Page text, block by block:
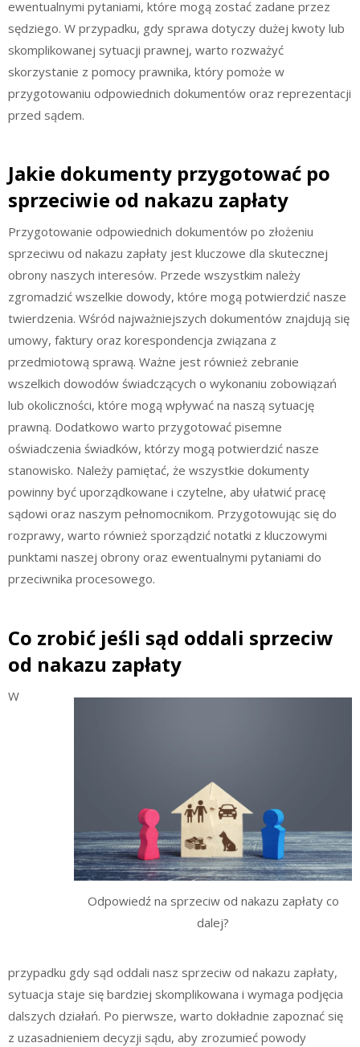
ewentualnymi pytaniami, które mogą zostać zadane przez
sędziego. W przypadku, gdy sprawa dotyczy dużej kwoty lub
skomplikowanej sytuacji prawnej, warto rozważyć
skorzystanie z pomocy prawnika, który pomoże w
przygotowaniu odpowiednich dokumentów oraz reprezentacji
przed sądem.
Jakie dokumenty przygotować po
sprzeciwie od nakazu zapłaty
Przygotowanie odpowiednich dokumentów po złożeniu
sprzeciwu od nakazu zapłaty jest kluczowe dla skutecznej
obrony naszych interesów. Przede wszystkim należy
zgromadzić wszelkie dowody, które mogą potwierdzić nasze
twierdzenia. Wśród najważniejszych dokumentów znajdują się
umowy, faktury oraz korespondencja związana z
przedmiotową sprawą. Ważne jest również zebranie
wszelkich dowodów świadczących o wykonaniu zobowiązań
lub okoliczności, które mogą wpływać na naszą sytuację
prawną. Dodatkowo warto przygotować pisemne
oświadczenia świadków, którzy mogą potwierdzić nasze
stanowisko. Należy pamiętać, że wszystkie dokumenty
powinny być uporządkowane i czytelne, aby ułatwić pracę
sądowi oraz naszym pełnomocnikom. Przygotowując się do
rozprawy, warto również sporządzić notatki z kluczowymi
punktami naszej obrony oraz ewentualnymi pytaniami do
przeciwnika procesowego.
Co zrobić jeśli sąd oddali sprzeciw
od nakazu zapłaty
Odpowiedź na sprzeciw od nakazu zapłaty co
dalej?
W
przypadku gdy sąd oddali nasz sprzeciw od nakazu zapłaty,
sytuacja staje się bardziej skomplikowana i wymaga podjęcia
dalszych działań. Po pierwsze, warto dokładnie zapoznać się
z uzasadnieniem decyzji sądu, aby zrozumieć powody